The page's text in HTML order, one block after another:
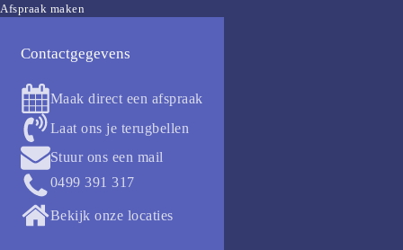
Afspraak maken
Contactgegevens
Maak direct een afspraak
Laat ons je terugbellen
Stuur ons een mail
0499 391 317
Bekijk onze locaties